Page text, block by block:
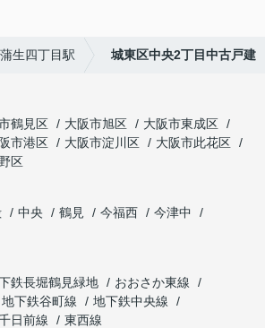
蒲生四丁目駅 城東区中央2丁目中古戸建
鶴見区 大阪市旭区
大阪市東成区
市港区 大阪市淀川区
大阪市此花区
区
中央 鶴見 今福西
今津中
鉄長堀鶴見緑地
おおさか東線
地下鉄谷町線
地下鉄中央線
日前線
東西線